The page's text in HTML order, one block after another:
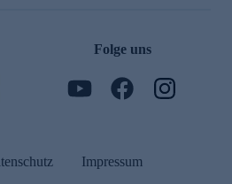
Folge uns
Impressum